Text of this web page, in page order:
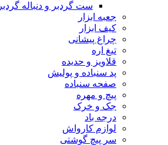
ست گردبر و دنباله گردبر
جعبه ابزار
کیف ابزار
چراغ پیشانی
تیغ اره
قلاویز و حدیده
پد سنباده و پولیش
صفحه سنباده
پیچ و مهره
جک و خرک
درجه باد
لوازم کارواش
سر پیچ گوشتی